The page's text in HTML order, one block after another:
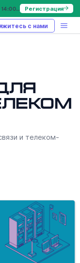
Ближайший демо-день — вторник, 25 августа, 14:00 МСК Регистрация
с нами
и телеком-